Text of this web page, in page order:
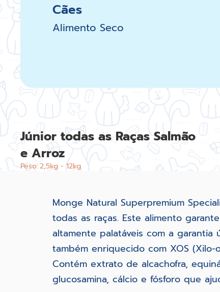
Cães
Alimento Seco
Júnior todas as Raças Salmão
e Arroz
Peso:2,5kg - 12kg
Monge Natural Superpremium
todas as raças. Este alimento
altamente palatáveis com a
também enriquecido com XOS
Contém extrato de alcachofra,
glucosamina, cálcio e fósforo que